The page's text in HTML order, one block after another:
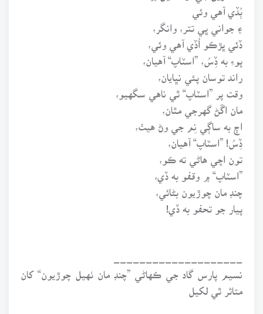
ٻُڏي آهي وئي
۽ جواني ڀي تتر، وانگر،
ڏئي ڀڙڪو اُڏي آهي وئي،
پوءِ به ڏِسُ، ”اسٽاپ“ آهيان،
راند توسان پئي نڀايان،
وقت پر ”اسٽاپ“ ٿي ناهي سگهيو،
مان اڱڻ گهرجي مٿان،
اڄ به ساڳي نِم جي وڻ هيٺ،
ڏِسُ! ”اسٽاپ“ آهيان،
تون اچي هاڻي ته ڪو،
”اسٽاپ“ ۾ وقفو به ڏي،
چنڊ مان چوڙيون بڻائي،
پيار جو تحفو به ڏي!
نسيم پارس گاد جي ڪهاڻي ”چنڊ مان ٺهيل چوڙيون“ کان
متاثر ٿي لکيل